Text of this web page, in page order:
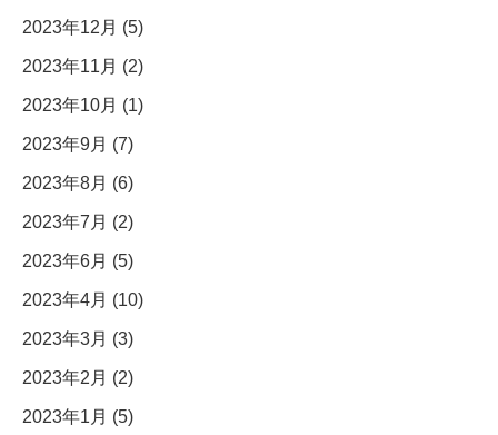
2023年12月 (5)
2023年11月 (2)
2023年10月 (1)
2023年9月 (7)
2023年8月 (6)
2023年7月 (2)
2023年6月 (5)
2023年4月 (10)
2023年3月 (3)
2023年2月 (2)
2023年1月 (5)